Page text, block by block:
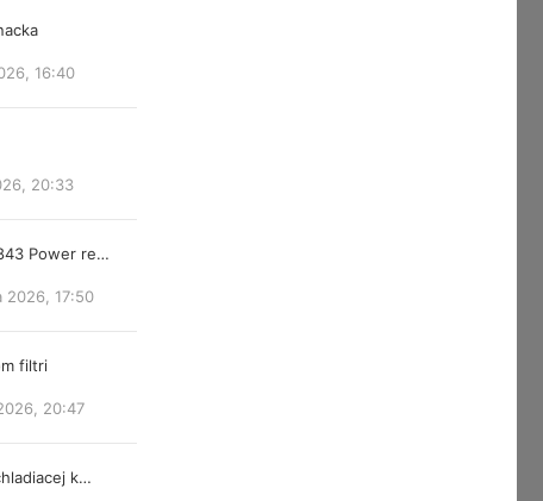
16:40
20:33
Power re…
2026, 17:50
filtri
20:47
k…